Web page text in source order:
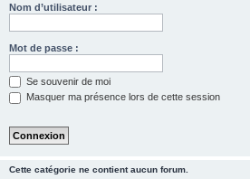
Nom d’utilisateur :
Mot de passe :
Se souvenir de moi
Masquer ma présence lors de cette session
Cette catégorie ne contient aucun forum.